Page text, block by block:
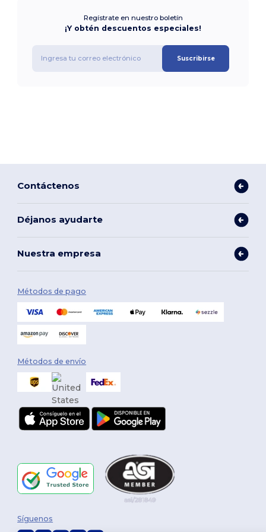
Regístrate en nuestro boletín
¡Y obtén descuentos especiales!
Suscribirse
Contáctenos
Déjanos ayudarte
Nuestra empresa
Métodos de pago
Métodos de envío
Síguenos